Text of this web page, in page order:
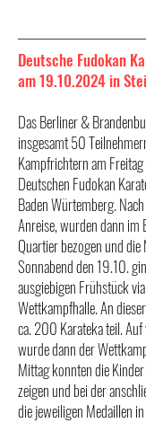
Deutsche Fudokan
am19.10.2024 in
Das Berliner &
insgesamt 50
Kampfrichtern am Freitag
Deutschen Fudokan
Baden Würtemberg.
Anreise, wurden dann
Quartier bezogen und
Sonnabend den 19.10.
ausgiebigen Frühstück
Wettkampfhalle. An
ca. 200 Karateka teil.
wurde dann der
Mittag konnten die
zeigen und bei der
die jeweiligen Medaillen